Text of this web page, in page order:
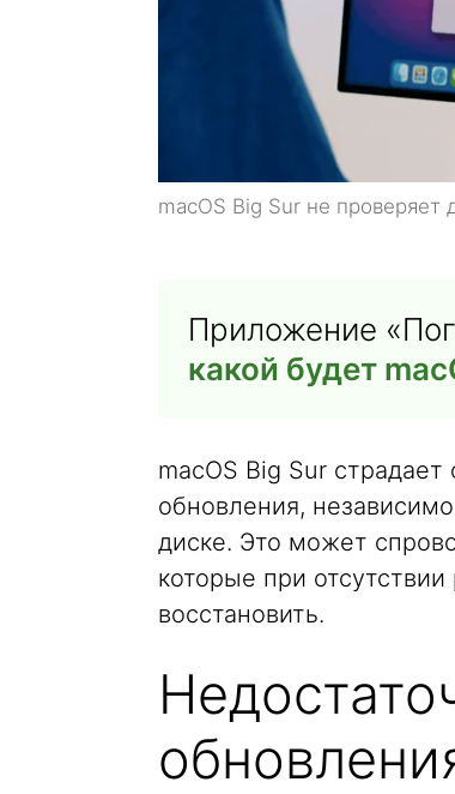
macOS Big Sur не
Приложение
какой будет
macOS Big Sur страдает
обновления,
диске. Это может
которые при
восстановить.